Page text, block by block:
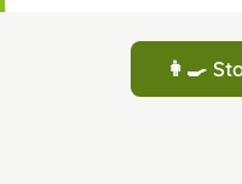
👩‍🍳